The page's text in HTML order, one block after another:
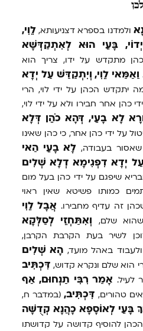
ולמדנו בספרא דצניעותא, לֵוִי,
יְדוֹי, בָּעֵי הוּא לְאִתְקַדְּשָׁא
מתקדש על ידו, צריך הוא
וַאַמַּאי לֵוִי, וְיִתְקַדַּשׁ עַל יְדָא
יתקדש הכהן על ידי לוי, הרי
כהן אחר חבירו ולא על ידי לוי,
לָא בָעֵי, דְּהָא כֹהֵן דְּלָא
על ידי כהן אחר, כי כהן שאינו
בעבודה, לָא בָעֵי הַאי
עַל יְדָא דִפְגִימָא דְלָא שְׁלִים
שיפגם על ידי כהן בעל מום
כמותו פשיטא שאין ראוי
זה עדיף מחבירו. אֲבָל לֵוִי
שלם, וְאִתַּחְזֵי לְסַלְּקָא
לשיר בעת הקרבת הקרבן,
באהל מועד, הָא שְׁלִים
הוא שלם ונקרא קדוש, דִּכְתִּיב
לעיל. אָמַר רִבִּי תַנְחוּם, אַף
טהורים, דִּכְתִּיב,(במדבר ח,
בָּעֵי לְאוֹסָפָא כָהֲנָא קְדֻשָּׁה
הכהן להוסיף קדושה על קדושתו